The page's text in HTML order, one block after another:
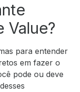
Value?
para entender
em fazer o
pode ou deve